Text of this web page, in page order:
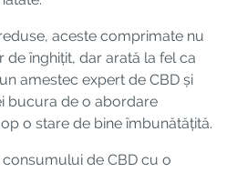
aceste comprimate nu
de înghițit, dar arată la fel ca
amestec expert de CBD și
bucura de o abordare
o stare de bine îmbunătățită.
de CBD cu o